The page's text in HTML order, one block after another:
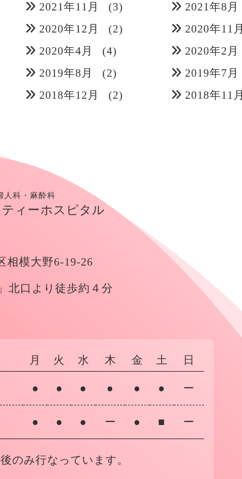
2021年11月 (3) 2021年8月
2020年12月 (2) 2020年11月
2020年4月 (4) 2020年2月
2019年8月 (2) 2019年7月
2018年12月 (2) 2018年11月
人科・麻酔科
ィーホスピタル
相模大野6-19-26
北口より徒歩約４分
月 火 水 木 金 土 日
● ● ● ● ● ● ー
● ● ● ー ● ■ ー
のみ行なっています。